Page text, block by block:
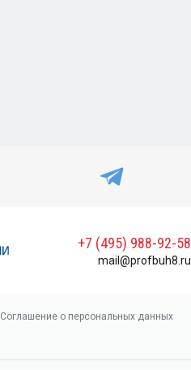
+7 (495) 988-92-58
mail@profbuh8.ru
Соглашение о персональных данных